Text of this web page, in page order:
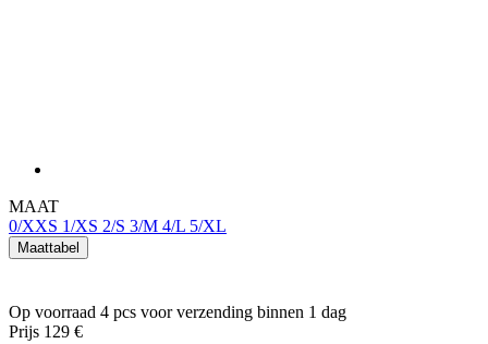
MAAT
0/XXS 1/XS 2/S 3/M 4/L 5/XL
Maattabel
Op voorraad 4 pcs voor verzending binnen 1 dag
Prijs 129 €